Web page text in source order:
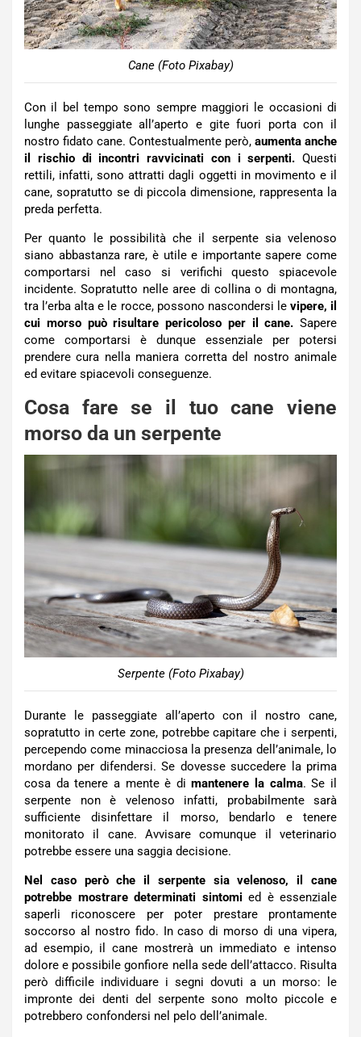
Cane (Foto Pixabay)
Con il bel tempo sono sempre maggiori le occasioni di
lunghe passeggiate all’aperto e gite fuori porta con il
nostro fidato cane. Contestualmente però, aumenta anche
il rischio di incontri ravvicinati con i serpenti. Questi
rettili, infatti, sono attratti dagli oggetti in movimento e il
cane, sopratutto se di piccola dimensione, rappresenta la
preda perfetta.
Per quanto le possibilità che il serpente sia velenoso
siano abbastanza rare, è utile e importante sapere come
comportarsi nel caso si verifichi questo spiacevole
incidente. Sopratutto nelle aree di collina o di montagna,
tra l’erba alta e le rocce, possono nascondersi levipere, il
cui morso può risultare pericoloso per il cane. Sapere
come comportarsi è dunque essenziale per potersi
prendere cura nella maniera corretta del nostro animale
ed evitare spiacevoli conseguenze.
Cosa fare se il tuo cane viene
morso da un serpente
Serpente (Foto Pixabay)
Durante le passeggiate all’aperto con il nostro cane,
sopratutto in certe zone, potrebbe capitare che i serpenti,
percependo come minacciosa la presenza dell’animale, lo
mordano per difendersi. Se dovesse succedere la prima
cosa da tenere a mente è dimantenere la calma. Se il
serpente non è velenoso infatti, probabilmente sarà
sufficiente disinfettare il morso, bendarlo e tenere
monitorato il cane. Avvisare comunque il veterinario
potrebbe essere una saggia decisione.
Nel caso però che il serpente sia velenoso, il cane
potrebbe mostrare determinati sintomi ed è essenziale
saperli riconoscere per poter prestare prontamente
soccorso al nostro fido. In caso di morso di una vipera,
ad esempio, il cane mostrerà un immediato e intenso
dolore e possibile gonfiore nella sede dell’attacco. Risulta
però difficile individuare i segni dovuti a un morso: le
impronte dei denti del serpente sono molto piccole e
potrebbero confondersi nel pelo dell’animale.